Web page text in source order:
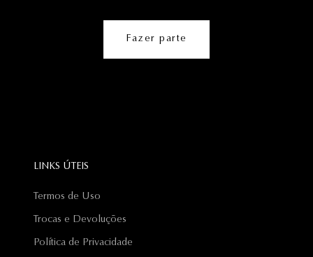
Fazer parte
LINKS ÚTEIS
Termos de Uso
Trocas e Devoluções
Política de Privacidade